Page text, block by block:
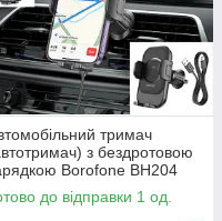
тримач
з бездротовою
Borofone BH204
тримач у машину
до відправки 1 од.